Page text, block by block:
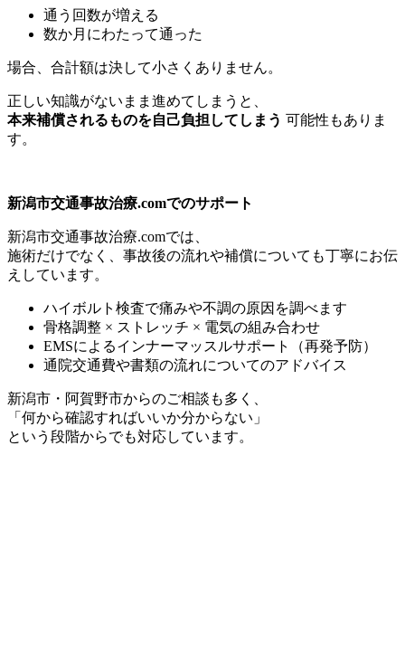
通う回数が増える
数か月にわたって通った
場合、合計額は決して小さくありません。
正しい知識がないまま進めてしまうと、
本来補償されるものを自己負担してしまう 可能性もありま
す。
新潟市交通事故治療.comでのサポート
新潟市交通事故治療.comでは、
施術だけでなく、事故後の流れや補償についても丁寧にお伝
えしています。
ハイボルト検査で痛みや不調の原因を調べます
骨格調整 × ストレッチ × 電気の組み合わせ
EMSによるインナーマッスルサポート（再発予防）
通院交通費や書類の流れについてのアドバイス
新潟市・阿賀野市からのご相談も多く、
「何から確認すればいいか分からない」
という段階からでも対応しています。